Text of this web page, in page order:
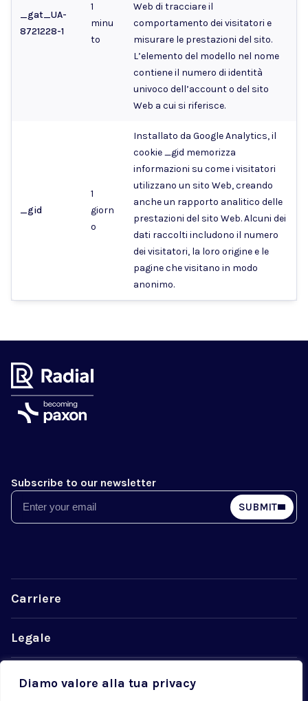
Diamo valore alla tua privacy
_gat_UA-
8721228-1
1
minu
to
Web di tracciare il
comportamento dei visitatori e
misurare le prestazioni del sito.
L’elemento del modello nel nome
contiene il numero di identità
univoco dell’account o del sito
Web a cui si riferisce.
_gid
1
giorn
o
Installato da Google Analytics, il
cookie _gid memorizza
informazioni su come i visitatori
utilizzano un sito Web, creando
anche un rapporto analitico delle
prestazioni del sito Web. Alcuni dei
dati raccolti includono il numero
dei visitatori, la loro origine e le
pagine che visitano in modo
anonimo.
Subscribe to our newsletter
Email SUBMIT
Carriere
Legale
La privacy